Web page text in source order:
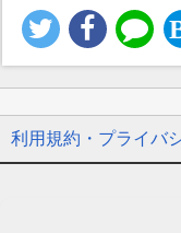
利用規約・プライバ